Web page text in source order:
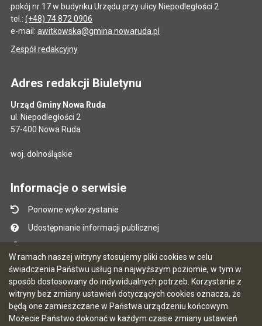
W ramach naszej witryny stosujemy pliki cookies w celu
świadczenia Państwu usług na najwyższym poziomie, w tym w
sposób dostosowany do indywidualnych potrzeb. Korzystanie z
witryny bez zmiany ustawień dotyczących cookies oznacza, że
będą one zamieszczane w Państwa urządzeniu końcowym.
Możecie Państwo dokonać w każdym czasie zmiany ustawień
pokój nr 17 w budynku Urzędu przy ulicy Niepodległości 2
tel.: (+48) 74 872 0906
e-mail: awitkowska@gmina.nowaruda.pl
Zespół redakcyjny
Adres redakcji Biuletynu
Urząd Gminy Nowa Ruda
ul. Niepodległości 2
57-400 Nowa Ruda
woj. dolnośląskie
Informacje o serwisie
Ponowne wykorzystanie
Udostępnianie informacji publicznej
Instrukcja obsługi
Statystyki oglądalności
Ostatnio dodane
Ostatnia aktualizacja BIP: 05.08.2026 13:07